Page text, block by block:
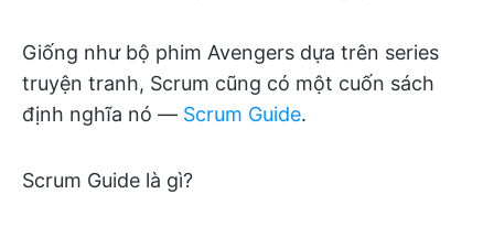
Giống như bộ phim Avengers dựa trên series
truyện tranh, Scrum cũng có một cuốn sách
định nghĩa nó — Scrum Guide.
Scrum Guide là gì?